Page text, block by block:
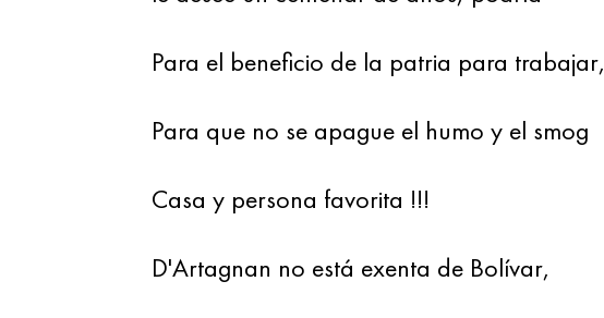
Para el beneficio de la patria para trabajar,
Para que no se apague el humo y el smog
Casa y persona favorita !!!
D'Artagnan no está exenta de Bolívar,